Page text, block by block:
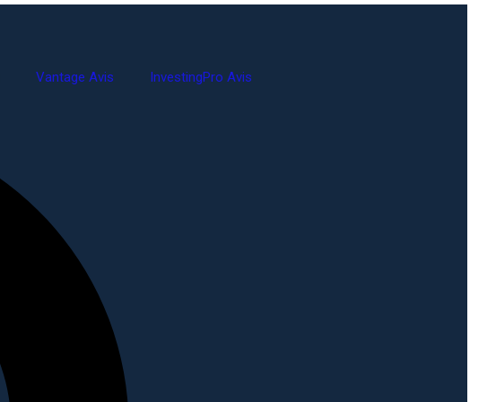
Vantage Avis InvestingPro Avis